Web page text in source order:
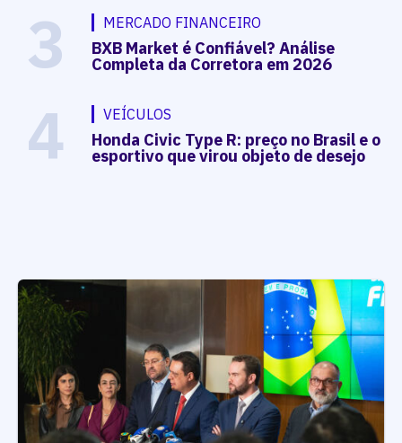
3 MERCADO FINANCEIRO
BXB Market é Confiável? Análise
Completa da Corretora em 2026
4 VEÍCULOS
Honda Civic Type R: preço no Brasil e o
esportivo que virou objeto de desejo